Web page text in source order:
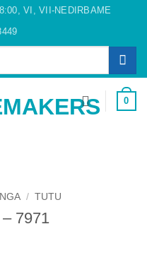
VI, VII-NEDIRBAME
0
/ TUTU
7971